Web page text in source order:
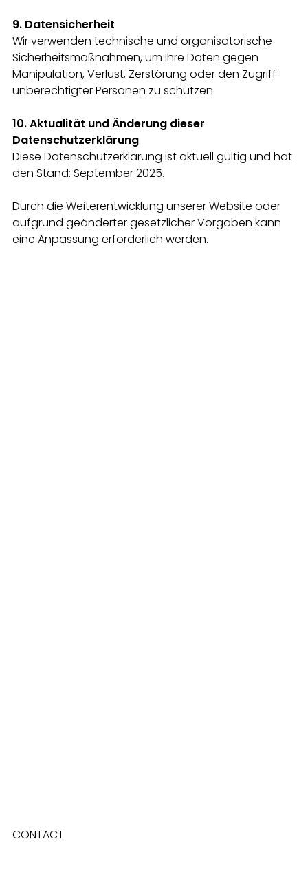
9. Datensicherheit
Wir verwenden technische und organisatorische
Sicherheitsmaßnahmen, um Ihre Daten gegen
Manipulation, Verlust, Zerstörung oder den Zugriff
unberechtigter Personen zu schützen.
10. Aktualität und Änderung dieser
Datenschutzerklärung
Diese Datenschutzerklärung ist aktuell gültig und hat
den Stand: September 2025.
Durch die Weiterentwicklung unserer Website oder
aufgrund geänderter gesetzlicher Vorgaben kann
eine Anpassung erforderlich werden.
CONTACT